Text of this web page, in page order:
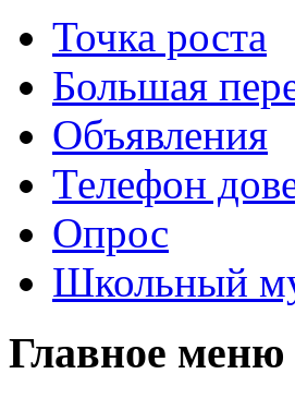
Точка роста
Большая
Объявления
Телефон
Опрос
Школьный
Главное меню